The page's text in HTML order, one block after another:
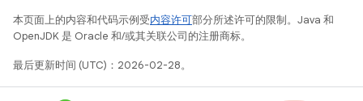
本页面上的内容和代码示例受内容许可部分所述许可的限制。Java 和
OpenJDK 是 Oracle 和/或其关联公司的注册商标。
最后更新时间 (UTC)：2026-02-28。